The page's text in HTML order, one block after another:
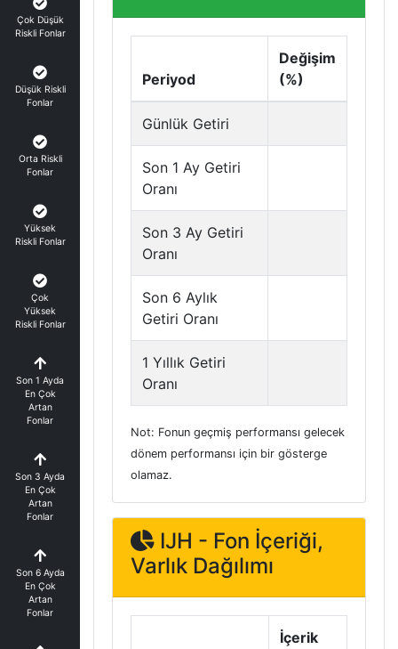
Çok Düşük
Riskli Fonlar
Düşük Riskli
Fonlar
Orta Riskli
Fonlar
Yüksek
Riskli Fonlar
Çok
Yüksek
Riskli Fonlar
Son 1 Ayda
En Çok
Artan
Fonlar
Son 3 Ayda
En Çok
Artan
Fonlar
Son 6 Ayda
En Çok
Artan
Fonlar
Periyod
Değişim
(%)
Günlük Getiri
Son 1 Ay Getiri
Oranı
Son 3 Ay Getiri
Oranı
Son 6 Aylık
Getiri Oranı
1 Yıllık Getiri
Oranı
Not: Fonun geçmiş performansı gelecek
dönem performansı için bir gösterge
olamaz.
IJH - Fon İçeriği,
Varlık Dağılımı
İçerik